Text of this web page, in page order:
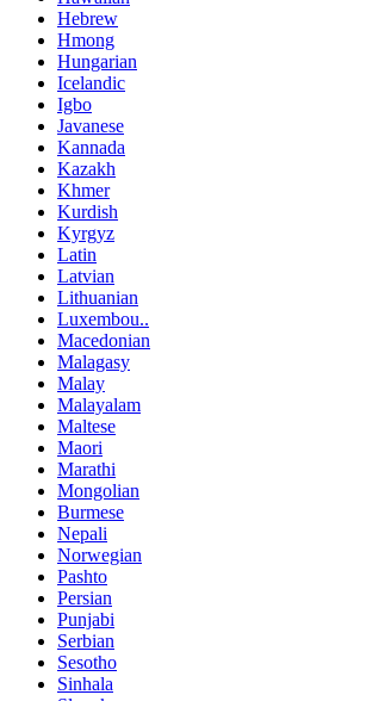
Hebrew
Hmong
Hungarian
Icelandic
Igbo
Javanese
Kannada
Kazakh
Khmer
Kurdish
Kyrgyz
Latin
Latvian
Lithuanian
Luxembou..
Macedonian
Malagasy
Malay
Malayalam
Maltese
Maori
Marathi
Mongolian
Burmese
Nepali
Norwegian
Pashto
Persian
Punjabi
Serbian
Sesotho
Sinhala